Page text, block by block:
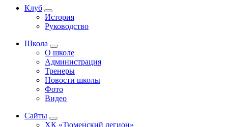
Клуб
История
Руководство
Школа
О школе
Администрация
Тренеры
Новости школы
Фото
Видео
Сайты
ХК «Тюменский легион»